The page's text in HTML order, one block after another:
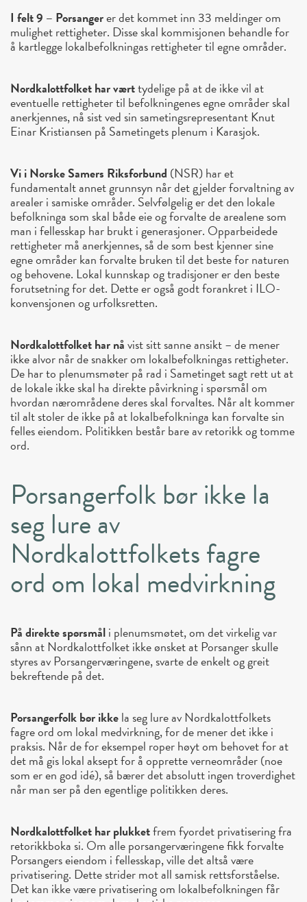
I felt 9 – Porsangerer det kommet inn 33 meldinger om
mulighet rettigheter. Disse skal kommisjonen behandle for
å kartlegge lokalbefolkningas rettigheter til egne områder.
Nordkalottfolket har værttydelige på at de ikke vil at
eventuelle rettigheter til befolkningenes egne områder skal
anerkjennes, nå sist ved sin sametingsrepresentant Knut
Einar Kristiansen på Sametingets plenum i Karasjok.
Vi i Norske Samers Riksforbund (NSR) har et
fundamentalt annet grunnsyn når det gjelder forvaltning av
arealer i samiske områder. Selvfølgelig er det den lokale
befolkninga som skal både eie og forvalte de arealene som
man i fellesskap har brukt i generasjoner. Opparbeidede
rettigheter må anerkjennes, så de som best kjenner sine
egne områder kan forvalte bruken til det beste for naturen
og behovene. Lokal kunnskap og tradisjoner er den beste
forutsetning for det. Dette er også godt forankret i ILO-
konvensjonen og urfolksretten.
Nordkalottfolket har nåvist sitt sanne ansikt – de mener
ikke alvor når de snakker om lokalbefolkningas rettigheter.
De har to plenumsmøter på rad i Sametinget sagt rett ut at
de lokale ikke skal ha direkte påvirkning i spørsmål om
hvordan nærområdene deres skal forvaltes. Når alt kommer
til alt stoler de ikke på at lokalbefolkninga kan forvalte sin
felles eiendom. Politikken består bare av retorikk og tomme
ord.
Porsangerfolk bør ikke la
seg lure av
Nordkalottfolkets fagre
ord om lokal medvirkning
På direkte spørsmåli plenumsmøtet, om det virkelig var
sånn at Nordkalottfolket ikke ønsket at Porsanger skulle
styres av Porsangerværingene, svarte de enkelt og greit
bekreftende på det.
Porsangerfolk bør ikkela seg lure av Nordkalottfolkets
fagre ord om lokal medvirkning, for de mener det ikke i
praksis. Når de for eksempel roper høyt om behovet for at
det må gis lokal aksept for å opprette verneområder (noe
som er en god idé), så bærer det absolutt ingen troverdighet
når man ser på den egentlige politikken deres.
Nordkalottfolket har plukketfrem fyordet privatisering fra
retorikkboka si. Om alle porsangerværingene fikk forvalte
Porsangers eiendom i fellesskap, ville det altså være
privatisering. Dette strider mot all samisk rettsforståelse.
Det kan ikke være privatisering om lokalbefolkningen får